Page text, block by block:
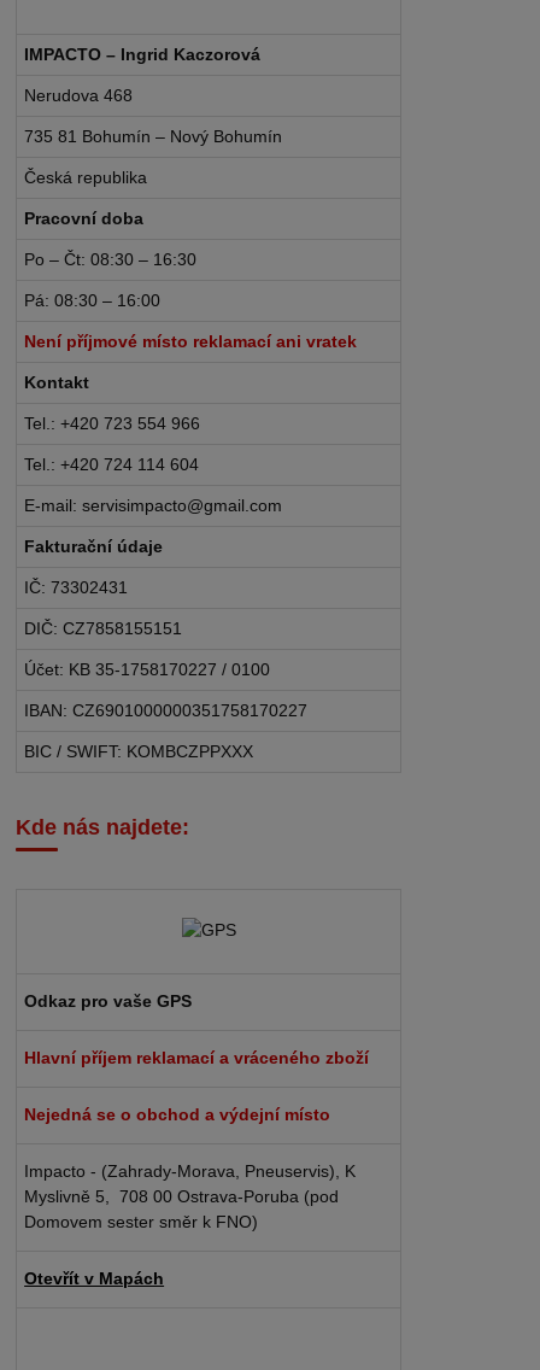
IMPACTO – Ingrid Kaczorová
Nerudova 468
735 81 Bohumín – Nový Bohumín
Česká republika
Pracovní doba
Po – Čt: 08:30 – 16:30
Pá: 08:30 – 16:00
Není příjmové místo reklamací ani vratek
Kontakt
Tel.: +420 723 554 966
Tel.: +420 724 114 604
E-mail: servisimpacto@gmail.com
Fakturační údaje
IČ: 73302431
DIČ: CZ7858155151
Účet: KB 35-1758170227 / 0100
IBAN: CZ6901000000351758170227
BIC / SWIFT: KOMBCZPPXXX
Kde nás najdete:
Odkaz pro vaše GPS
Hlavní příjem reklamací a vráceného zboží
Nejedná se o obchod a výdejní místo
Impacto - (Zahrady-Morava, Pneuservis), K
Myslivně 5, 708 00 Ostrava-Poruba (pod
Domovem sester směr k FNO)
Otevřít v Mapách